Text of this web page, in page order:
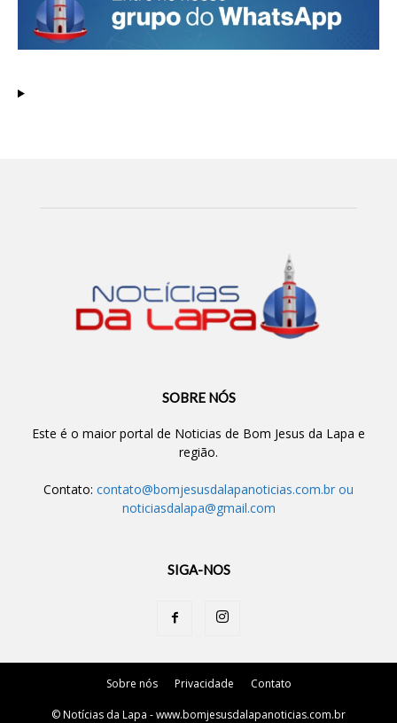
SOBRE NÓS
Este é o maior portal de Noticias de Bom Jesus da Lapa e
região.
Contato: contato@bomjesusdalapanoticias.com.br ou
noticiasdalapa@gmail.com
SIGA-NOS
Sobre nós Privacidade Contato
© Notícias da Lapa - www.bomjesusdalapanoticias.com.br